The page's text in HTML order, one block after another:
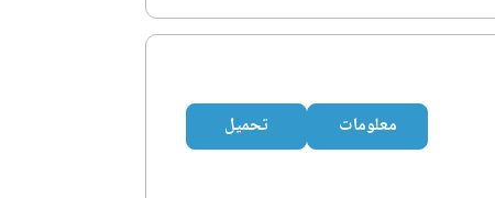
معلومات تحميل